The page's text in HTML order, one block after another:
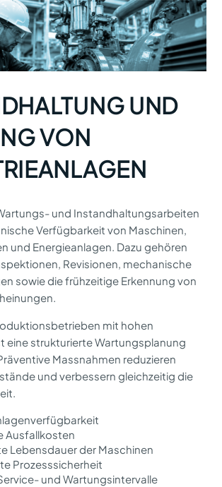
UND
VON
und Instandhaltungsarbeiten
Verfügbarkeit von Maschinen,
und Energieanlagen. Dazu gehören
Revisionen, mechanische
sowie die frühzeitige Erkennung von
mit hohen
eine strukturierte Wartungsplanung
Massnahmen reduzieren
und verbessern gleichzeitig die
Ausfallkosten
Lebensdauer der Maschinen
Prozesssicherheit
und Wartungsintervalle